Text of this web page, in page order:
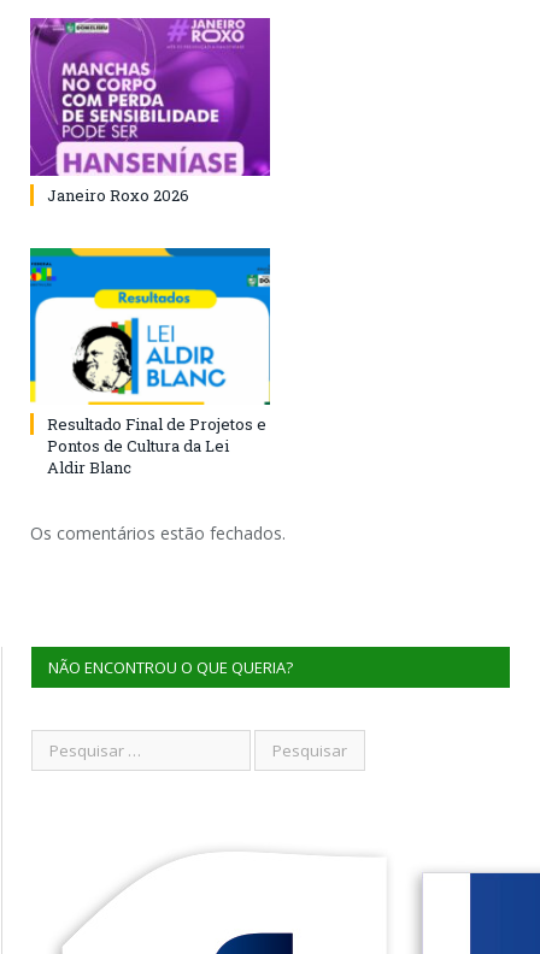
Janeiro Roxo 2026
Resultado Final de Projetos e
Pontos de Cultura da Lei
Aldir Blanc
Os comentários estão fechados.
NÃO ENCONTROU O QUE QUERIA?